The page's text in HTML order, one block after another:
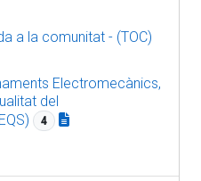
a la comunitat - (TOC)
Electromecànics,
del
4